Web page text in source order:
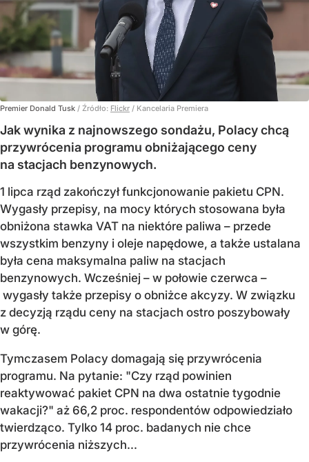
Premier Donald Tusk / Źródło: Flickr / Kancelaria Premiera
Jak wynika z najnowszego sondażu, Polacy chcą
przywrócenia programu obniżającego ceny
na stacjach benzynowych.
1 lipca rząd zakończył funkcjonowanie pakietu CPN.
Wygasły przepisy, na mocy których stosowana była
obniżona stawka VAT na niektóre paliwa – przede
wszystkim benzyny i oleje napędowe, a także ustalana
była cena maksymalna paliw na stacjach
benzynowych. Wcześniej – w połowie czerwca –
wygasły także przepisy o obniżce akcyzy. W związku
z decyzją rządu ceny na stacjach ostro poszybowały
w górę.
Tymczasem Polacy domagają się przywrócenia
programu. Na pytanie: "Czy rząd powinien
reaktywować pakiet CPN na dwa ostatnie tygodnie
wakacji?" aż 66,2 proc. respondentów odpowiedziało
twierdząco. Tylko 14 proc. badanych nie chce
przywrócenia niższych...